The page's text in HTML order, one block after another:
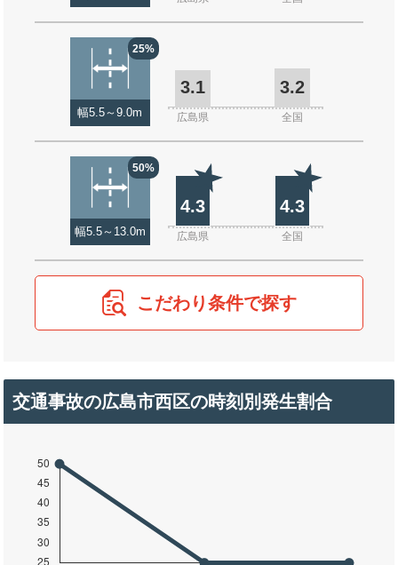
25%
幅5.5～9.0m
3.1 3.2
広島県 全国
50%
幅5.5～13.0m
4.3 4.3
広島県 全国
こだわり条件で探す
交通事故の広島市西区の時刻別発生割合